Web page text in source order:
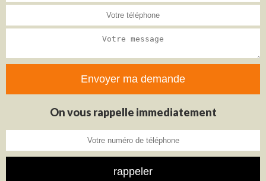
On vous rappelle immediatement